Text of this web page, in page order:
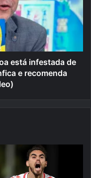
está infestada de
e recomenda